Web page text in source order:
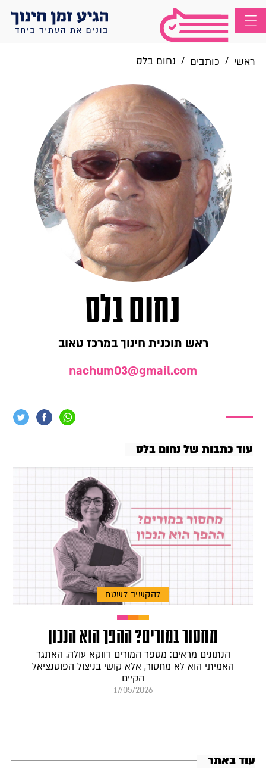
ראשי / כותבים / נחום בלס
עוד כתבות של נחום בלס
להקשיב לשטח
מחסור במורים? ההפך הוא הנכון
הנתונים מראים: מספר המורים דווקא עולה. האתגר
האמיתי הוא לא מחסור, אלא קושי בניצול הפוטנציאל
הקיים
17/05/2026
נחום בלס
ראש תוכנית חינוך במרכז טאוב
nachum03@gmail.com
עוד באתר